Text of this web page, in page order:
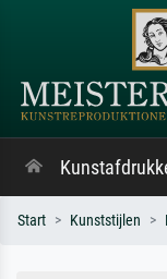
Start Kunststijlen